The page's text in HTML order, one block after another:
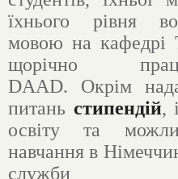
їхнього рівня
мовою на кафедрі
щорічно
DAAD. Окрім
питань стипендій,
освіту та
навчання в
служби